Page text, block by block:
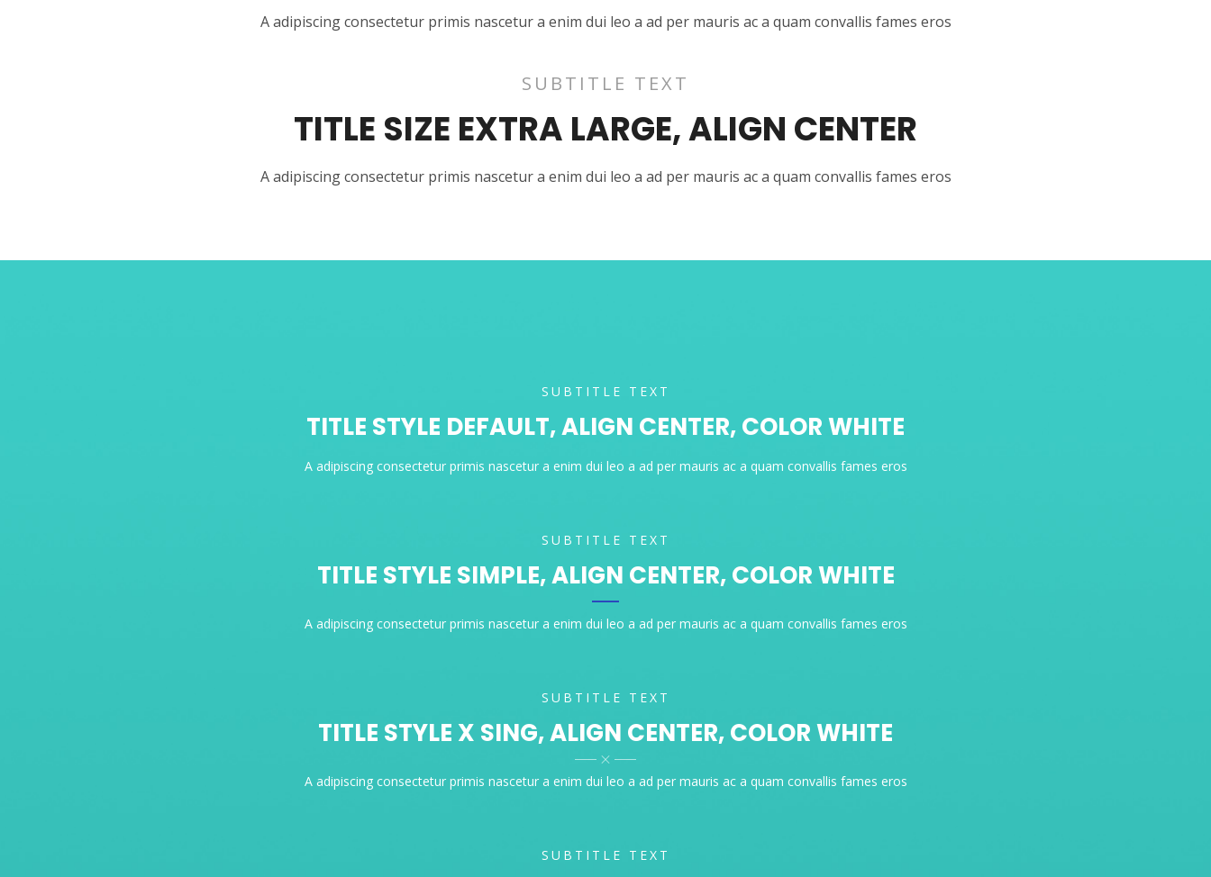
A adipiscing consectetur primis nascetur a enim dui leo a ad per mauris ac a quam convallis fames eros
SUBTITLE TEXT
TITLE SIZE EXTRA LARGE, ALIGN CENTER
A adipiscing consectetur primis nascetur a enim dui leo a ad per mauris ac a quam convallis fames eros
SUBTITLE TEXT
TITLE STYLE DEFAULT, ALIGN CENTER, COLOR WHITE
A adipiscing consectetur primis nascetur a enim dui leo a ad per mauris ac a quam convallis fames eros
SUBTITLE TEXT
TITLE STYLE SIMPLE, ALIGN CENTER, COLOR WHITE
A adipiscing consectetur primis nascetur a enim dui leo a ad per mauris ac a quam convallis fames eros
SUBTITLE TEXT
TITLE STYLE X SING, ALIGN CENTER, COLOR WHITE
A adipiscing consectetur primis nascetur a enim dui leo a ad per mauris ac a quam convallis fames eros
SUBTITLE TEXT